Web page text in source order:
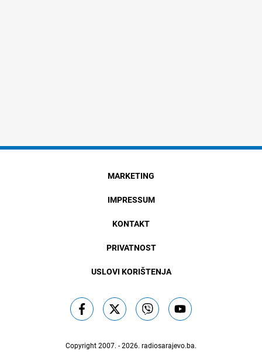
MARKETING
IMPRESSUM
KONTAKT
PRIVATNOST
USLOVI KORIŠTENJA
Copyright 2007. - 2026. radiosarajevo.ba.